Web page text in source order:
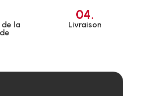
la
04.
Livraison